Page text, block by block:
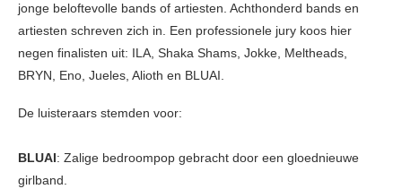
jonge beloftevolle bands of artiesten. Achthonderd bands en
artiesten schreven zich in. Een professionele jury koos hier
negen finalisten uit: ILA, Shaka Shams, Jokke, Meltheads,
BRYN, Eno, Jueles, Alioth en BLUAI.
De luisteraars stemden voor:
BLUAI: Zalige bedroompop gebracht door een gloednieuwe
girlband.